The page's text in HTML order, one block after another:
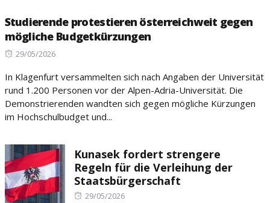
Studierende protestieren österreichweit gegen
mögliche Budgetkürzungen
Posted
29/05/2026
In Klagenfurt versammelten sich nach Angaben der Universität
rund 1.200 Personen vor der Alpen-Adria-Universität. Die
Demonstrierenden wandten sich gegen mögliche Kürzungen
im Hochschulbudget und...
Kunasek fordert strengere
Regeln für die Verleihung der
Staatsbürgerschaft
Posted
29/05/2026